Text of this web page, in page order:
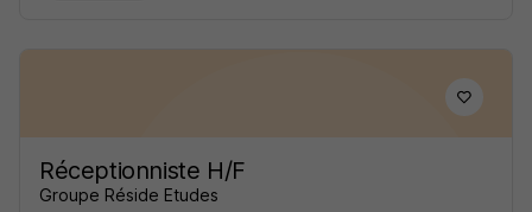
Réceptionniste H/F
Groupe Réside Etudes